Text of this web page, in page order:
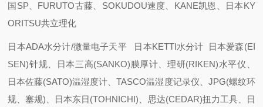
国SP、FURUTO古藤、SOKUDOU速度、KANE凯恩、日本KY
ORITSU共立理化
日本ADA水分计/微量电子天平 日本KETTI水分计 日本爱森(EI
SEN)针规、日本三高(SANKO)膜厚计、理研(RIKEN)水平仪、
日本佐藤(SATO)温湿度计、TASCO温湿度记录仪、JPG(螺纹环
规、塞规)、日本东日(TOHNICHI)、思达(CEDAR)扭力工具、日